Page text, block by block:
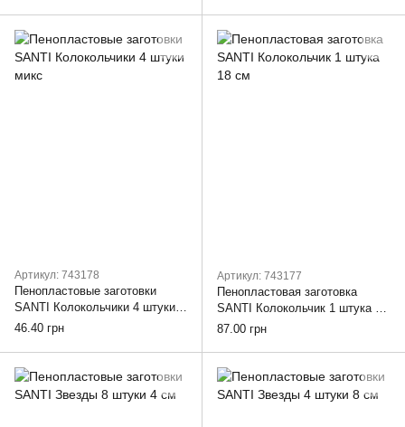
Артикул: 743178
Пенопластовые заготовки
SANTI Колокольчики 4 штуки
микс
46.40 грн
Артикул: 743177
Пенопластовая заготовка
SANTI Колокольчик 1 штука 18
см
87.00 грн